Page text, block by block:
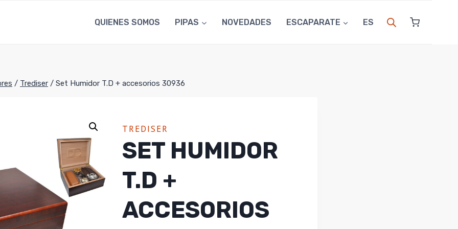
QUIENES SOMOS PIPAS NOVEDADES ESCAPARATE ES
/ Trediser / Set Humidor T.D + accesorios 30936
TREDISER
SET HUMIDOR
T.D +
ACCESORIOS